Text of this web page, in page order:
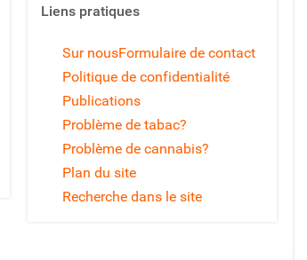
Liens pratiques
Sur nousFormulaire de contact
Politique de confidentialité
Publications
Problème de tabac?
Problème de cannabis?
Plan du site
Recherche dans le site